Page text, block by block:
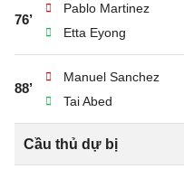
76’
Pablo Martinez
Etta Eyong
88’
Manuel Sanchez
Tai Abed
Cầu thủ dự bị